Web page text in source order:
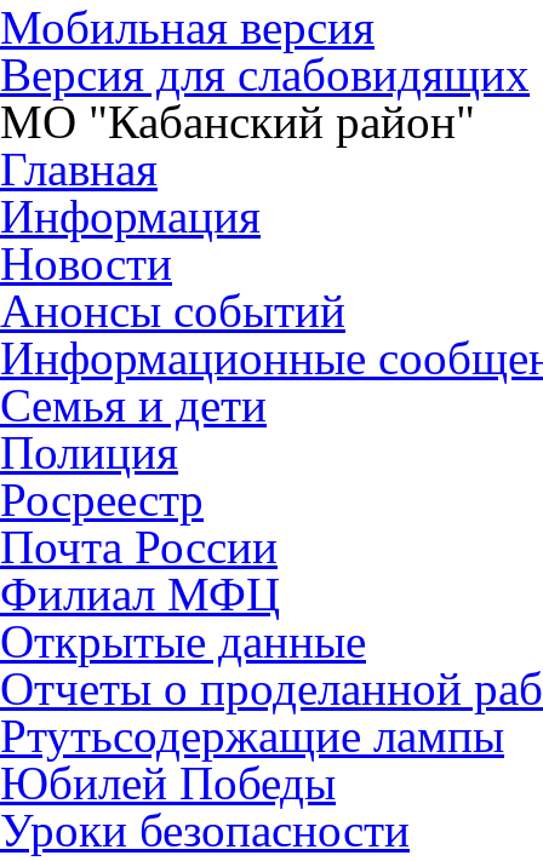
Мобильная версия
Версия для слабовидящих
МО "Кабанский район"
Главная
Информация
Новости
Анонсы событий
Информационные
Семья и дети
Полиция
Росреестр
Почта России
Филиал МФЦ
Открытые данные
Отчеты о проделанной
Ртутьсодержащие лампы
Юбилей Победы
Уроки безопасности